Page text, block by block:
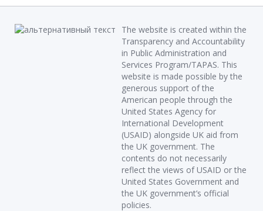
The website is created within the
Transparency and Accountability
in Public Administration and
Services Program/TAPAS. This
website is made possible by the
generous support of the
American people through the
United States Agency for
International Development
(USAID) alongside UK aid from
the UK government. The
contents do not necessarily
reflect the views of USAID or the
United States Government and
the UK government’s official
policies.